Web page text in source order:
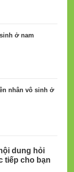
ở nam
nhân vô sinh ở
dung hỏi
tiếp cho bạn